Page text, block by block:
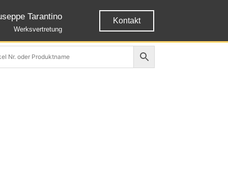
Tarantino
Werksvertretung
Kontakt